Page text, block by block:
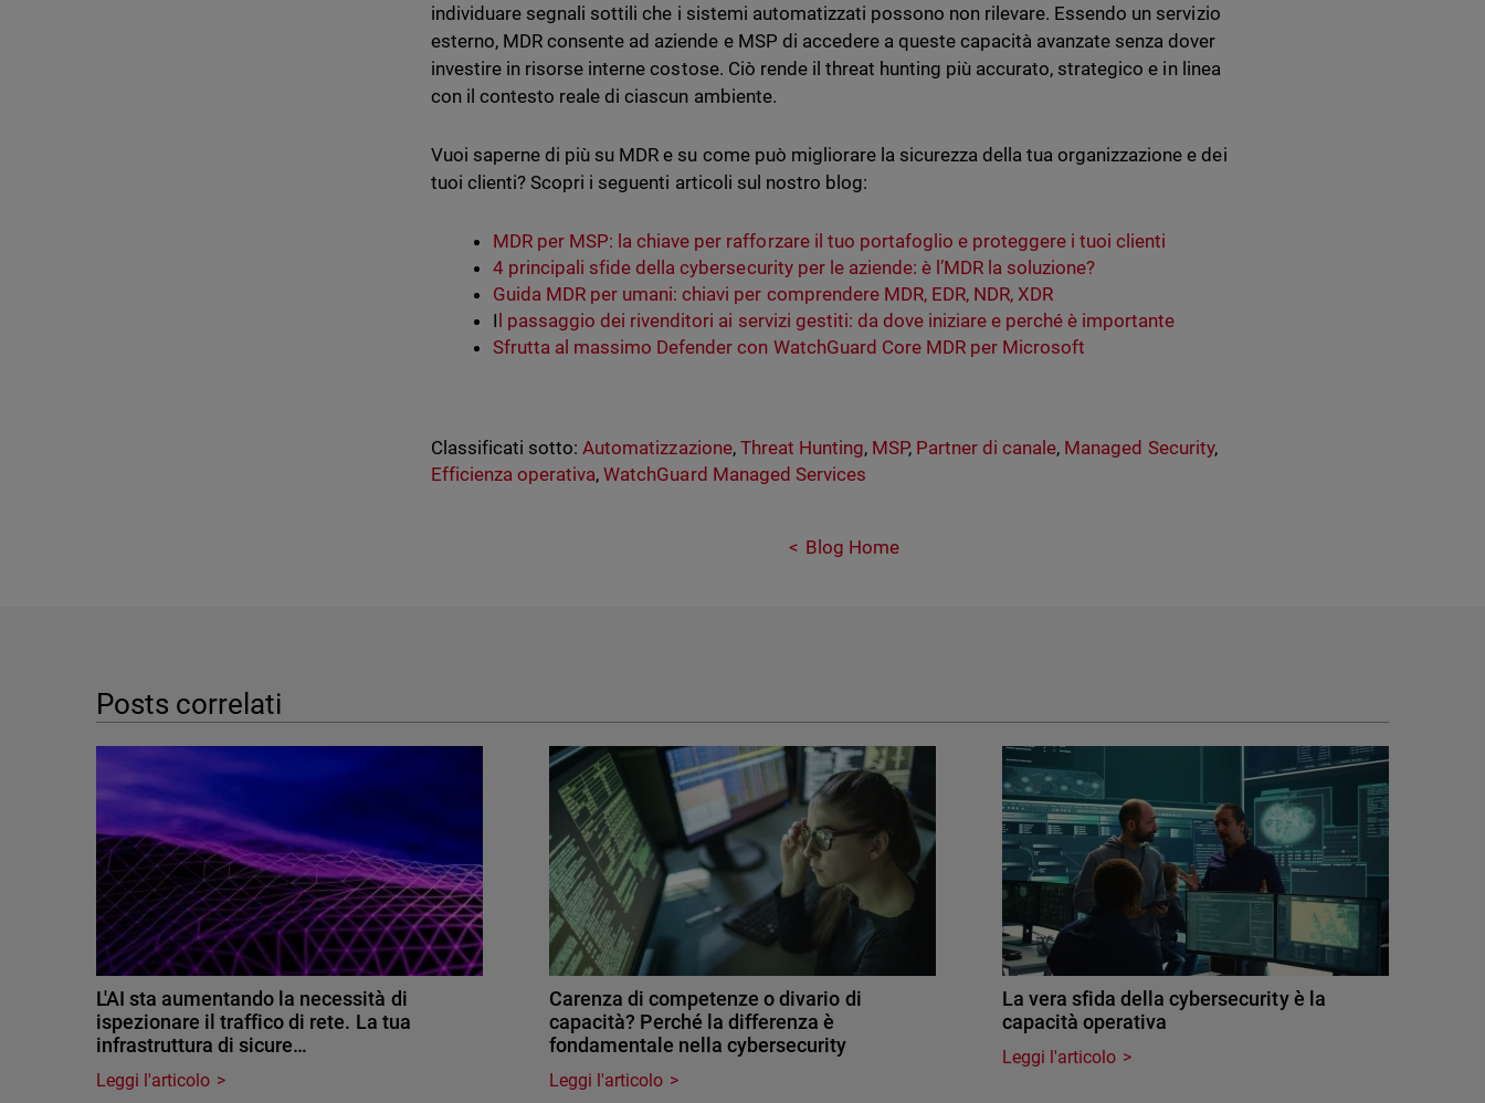
individuare segnali sottili che i sistemi automatizzati possono non rilevare. Essendo un servizio
esterno, MDR consente ad aziende e MSP di accedere a queste capacità avanzate senza dover
investire in risorse interne costose. Ciò rende il threat hunting più accurato, strategico e in linea
con il contesto reale di ciascun ambiente.
Vuoi saperne di più su MDR e su come può migliorare la sicurezza della tua organizzazione e dei
tuoi clienti? Scopri i seguenti articoli sul nostro blog:
MDR per MSP: la chiave per rafforzare il tuo portafoglio e proteggere i tuoi clienti
4 principali sfide della cybersecurity per le aziende: è l’MDR la soluzione?
Guida MDR per umani: chiavi per comprendere MDR, EDR, NDR, XDR
I l passaggio dei rivenditori ai servizi gestiti: da dove iniziare e perché è importante
Sfrutta al massimo Defender con WatchGuard Core MDR per Microsoft
Classificati sotto: Automatizzazione, Threat Hunting, MSP, Partner di canale, Managed Security,
Efficienza operativa,WatchGuard Managed Services
Blog Home
Posts correlati
L'AI sta aumentando la necessità di
ispezionare il traffico di rete. La tua
infrastruttura di sicure…
Leggi l'articolo
Carenza di competenze o divario di
capacità? Perché la differenza è
fondamentale nella cybersecurity
Leggi l'articolo
La vera sfida della cybersecurity è la
capacità operativa
Leggi l'articolo